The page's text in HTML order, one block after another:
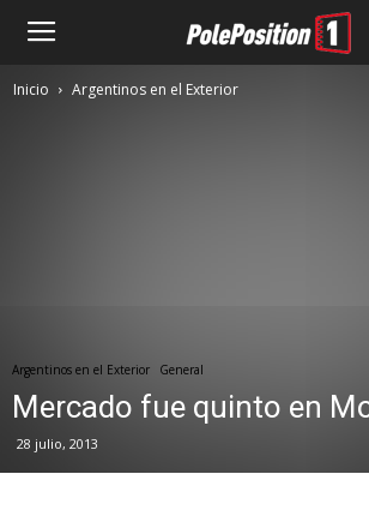
Inicio Argentinos en el Exterior
Argentinos en el Exterior General
Mercado fue quinto en
28 julio, 2013